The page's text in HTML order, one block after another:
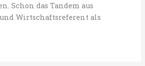
Schon das Tandem aus
Wirtschaftsreferent als